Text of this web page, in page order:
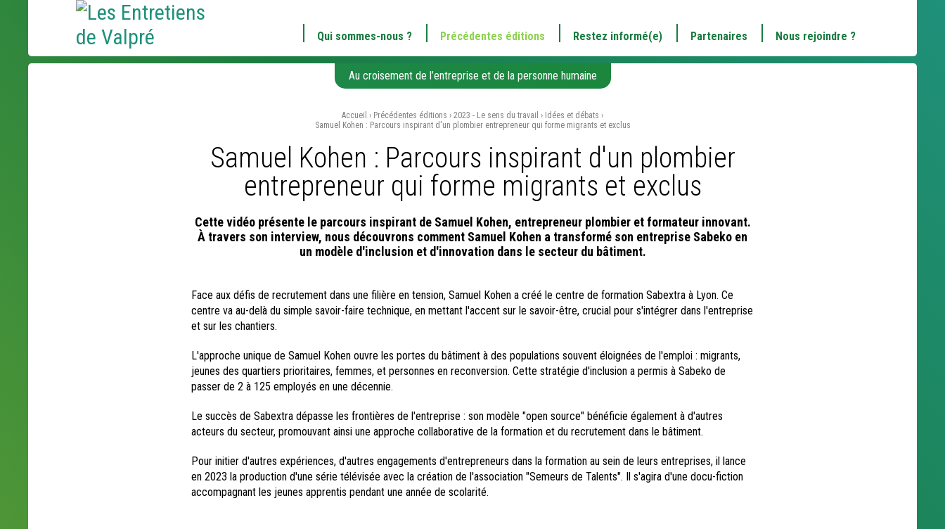
navigation
Qui sommes-nous ? Précédentes éditions Restez informé(e) Partenaires Nous rejoindre ?
Au croisement de l’entreprise et de la personne humaine
Accueil › Précédentes éditions › 2023 - Le sens du travail › Idées et débats ›
Samuel Kohen : Parcours inspirant d'un plombier entrepreneur qui forme migrants et exclus
Samuel Kohen : Parcours inspirant d'un plombier
entrepreneur qui forme migrants et exclus
Cette vidéo présente le parcours inspirant de Samuel Kohen, entrepreneur plombier et formateur innovant.
À travers son interview, nous découvrons comment Samuel Kohen a transformé son entreprise Sabeko en
un modèle d'inclusion et d'innovation dans le secteur du bâtiment.
Face aux défis de recrutement dans une filière en tension, Samuel Kohen a créé le centre de formation Sabextra à Lyon. Ce
centre va au-delà du simple savoir-faire technique, en mettant l'accent sur le savoir-être, crucial pour s'intégrer dans l'entreprise
et sur les chantiers.
L'approche unique de Samuel Kohen ouvre les portes du bâtiment à des populations souvent éloignées de l'emploi : migrants,
jeunes des quartiers prioritaires, femmes, et personnes en reconversion. Cette stratégie d'inclusion a permis à Sabeko de
passer de 2 à 125 employés en une décennie.
Le succès de Sabextra dépasse les frontières de l'entreprise : son modèle "open source" bénéficie également à d'autres
acteurs du secteur, promouvant ainsi une approche collaborative de la formation et du recrutement dans le bâtiment.
Pour initier d'autres expériences, d'autres engagements d'entrepreneurs dans la formation au sein de leurs entreprises, il lance
en 2023 la production d'une série télévisée avec la création de l'association "Semeurs de Talents". Il s'agira d'une docu-fiction
accompagnant les jeunes apprentis pendant une année de scolarité.